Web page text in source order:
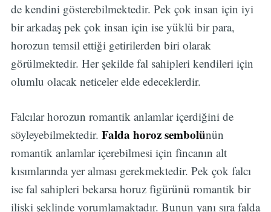
de kendini gösterebilmektedir. Pek çok insan için iyi
bir arkadaş pek çok insan için ise yüklü bir para,
horozun temsil ettiği getirilerden biri olarak
görülmektedir. Her şekilde fal sahipleri kendileri için
olumlu olacak neticeler elde edeceklerdir.
Falcılar horozun romantik anlamlar içerdiğini de
söyleyebilmektedir. Falda horoz sembolünün
romantik anlamlar içerebilmesi için fincanın alt
kısımlarında yer alması gerekmektedir. Pek çok falcı
ise fal sahipleri bekarsa horuz figürünü romantik bir
ilişki şeklinde yorumlamaktadır. Bunun yanı sıra falda